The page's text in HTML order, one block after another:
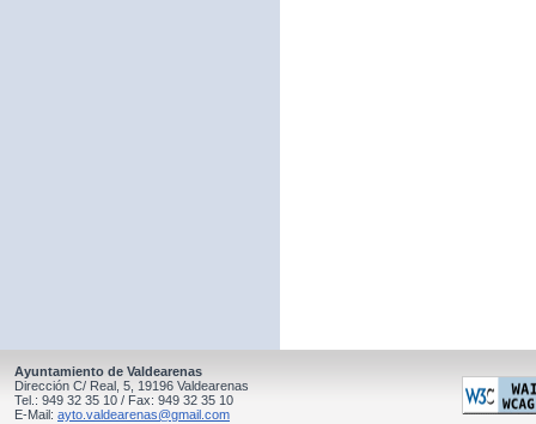
Ayuntamiento de Valdearenas
Dirección C/ Real, 5, 19196 Valdearenas
Tel.: 949 32 35 10 / Fax: 949 32 35 10
E-Mail: ayto.valdearenas@gmail.com